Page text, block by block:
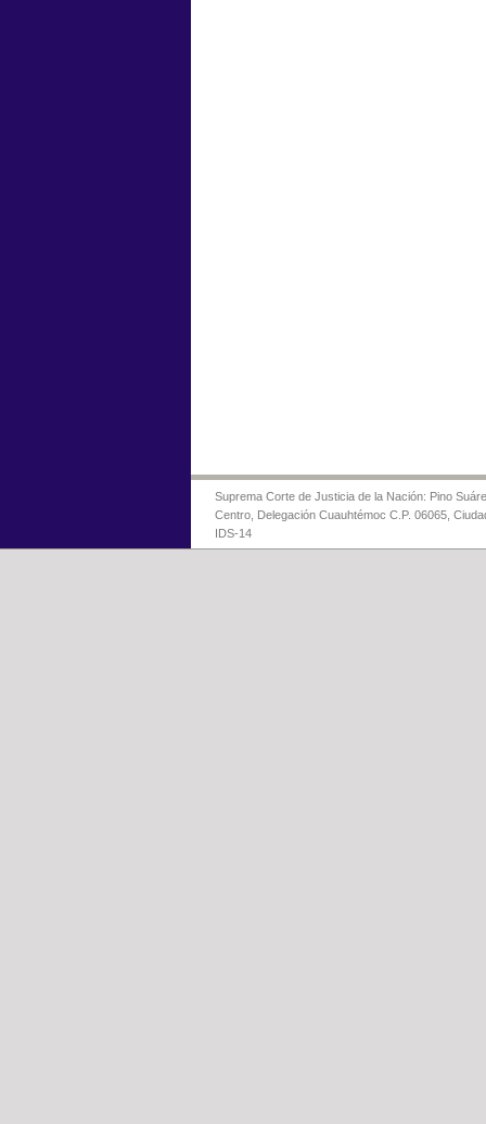
Suprema Corte de Justicia de la Nación: Pino
Centro, Delegación Cuauhtémoc C.P. 06065,
IDS-14